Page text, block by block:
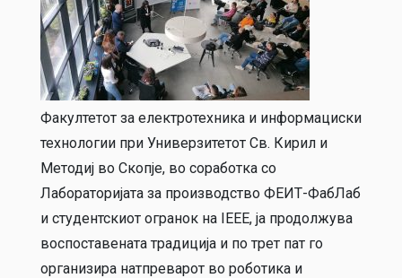
Факултетот за електротехника и информациски
технологии при Универзитетот Св. Кирил и
Методиј во Скопје, во соработка со
Лабораторијата за производство ФЕИТ-ФабЛаб
и студентскиот огранок на IEEE, ја продолжува
воспоставената традиција и по трет пат го
организира натпреварот во роботика и